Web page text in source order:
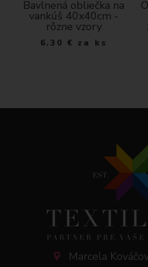
Bavlnená obliečka na
vankúš 40x40cm -
rôzne vzory
6.30 € za ks
Marcela